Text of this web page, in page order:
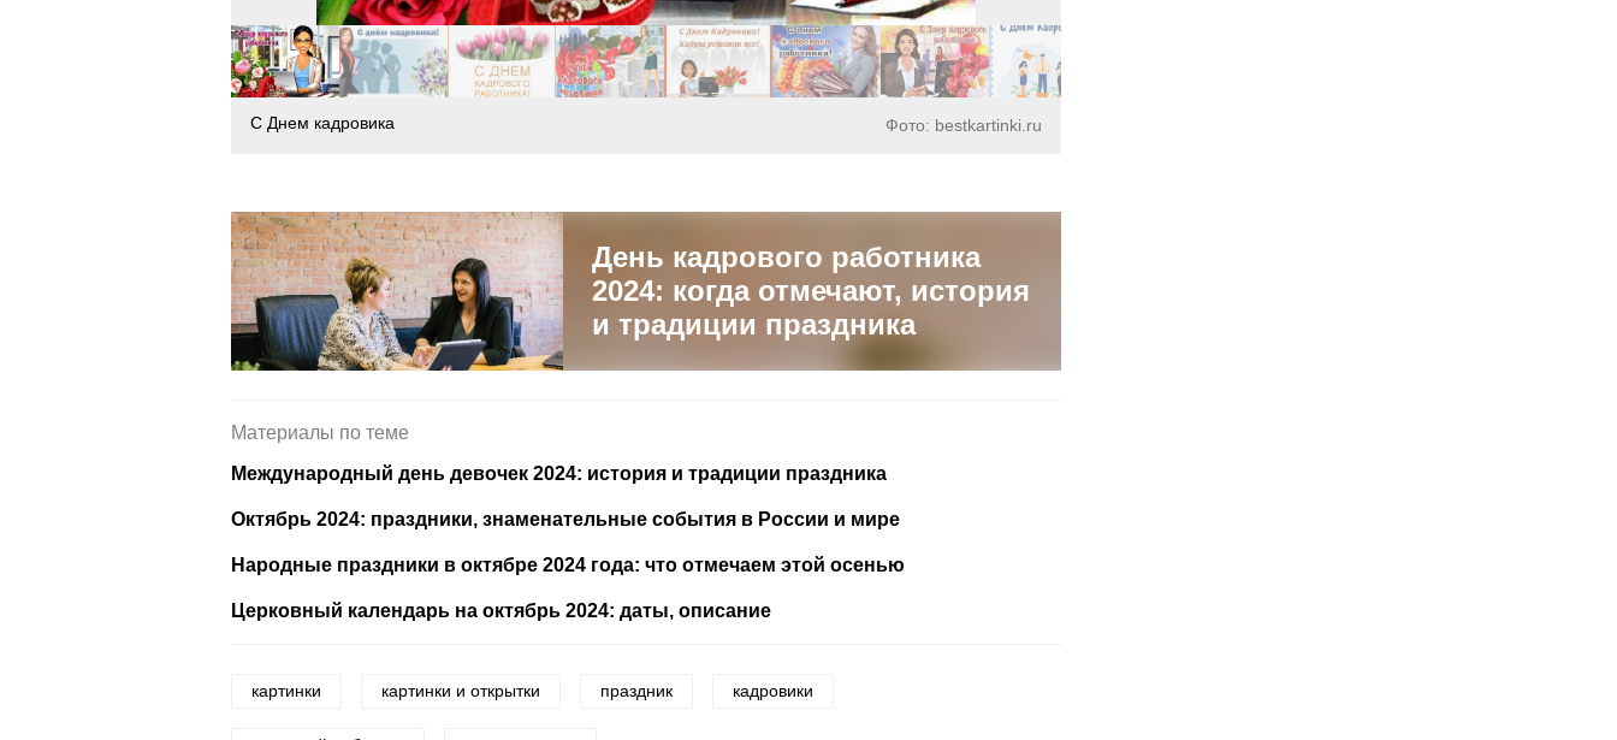
С Днем кадровика Фото: bestkartinki.ru
День кадрового работника
2024: когда отмечают, история
и традиции праздника
Материалы по теме
Международный день девочек 2024: история и традиции праздника
Октябрь 2024: праздники, знаменательные события в России и мире
Народные праздники в октябре 2024 года: что отмечаем этой осенью
Церковный календарь на октябрь 2024: даты, описание
картинки картинки и открытки праздник кадровики